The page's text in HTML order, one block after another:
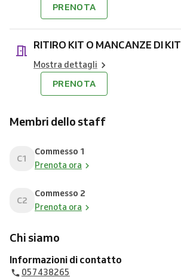
PRENOTA
RITIRO KIT O MANCANZE DI KIT
Mostra dettagli
PRENOTA
Membri dello staff
C1
Commesso 1
Prenota ora
C2
Commesso 2
Prenota ora
Chi siamo
Informazioni di contatto
057438265